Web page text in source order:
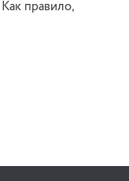
правило,